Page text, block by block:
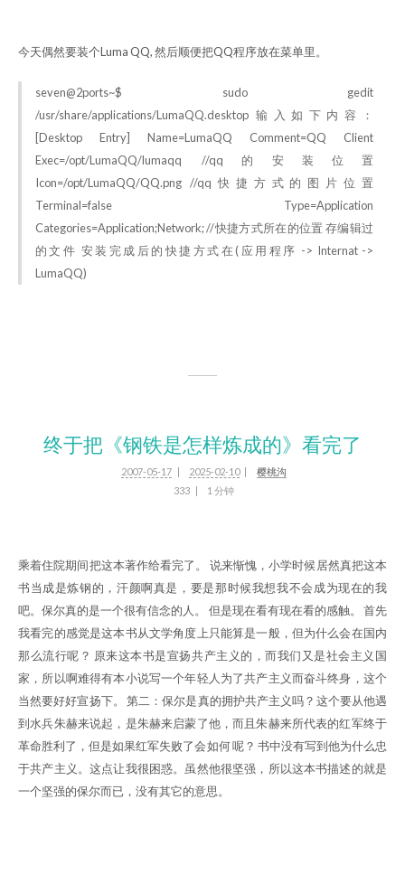
今天偶然要装个Luma QQ, 然后顺便把QQ程序放在菜单里。
seven@2ports~$ sudo gedit
/usr/share/applications/LumaQQ.desktop 输入如下内容：
[Desktop Entry] Name=LumaQQ Comment=QQ Client
Exec=/opt/LumaQQ/lumaqq //qq的安装位置
Icon=/opt/LumaQQ/QQ.png //qq快捷方式的图片位置
Terminal=false Type=Application
Categories=Application;Network; //快捷方式所在的位置 存编辑过
的文件 安装完成后的快捷方式在(应用程序 -> Internat ->
LumaQQ)
终于把《钢铁是怎样炼成的》看完了
2007-05-17 2025-02-10
樱桃沟
333
1 分钟
乘着住院期间把这本著作给看完了。 说来惭愧，小学时候居然真把这本
书当成是炼钢的，汗颜啊真是，要是那时候我想我不会成为现在的我
吧。保尔真的是一个很有信念的人。 但是现在看有现在看的感触。 首先
我看完的感觉是这本书从文学角度上只能算是一般，但为什么会在国内
那么流行呢？ 原来这本书是宣扬共产主义的，而我们又是社会主义国
家，所以啊难得有本小说写一个年轻人为了共产主义而奋斗终身，这个
当然要好好宣扬下。 第二：保尔是真的拥护共产主义吗？这个要从他遇
到水兵朱赫来说起，是朱赫来启蒙了他，而且朱赫来所代表的红军终于
革命胜利了，但是如果红军失败了会如何 呢？ 书中没有写到他为什么忠
于共产主义。这点让我很困惑。虽然他很坚强，所以这本书描述的就是
一个坚强的保尔而已，没有其它的意思。